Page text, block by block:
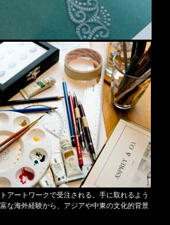
アートワークで受注される。手に取れるよう
な海外経験から、アジアや中東の文化的背景